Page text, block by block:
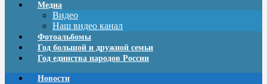
Медиа
Видео
Наш видео канал
Фотоальбомы
Год большой и дружной семьи
Год единства народов России
Новости